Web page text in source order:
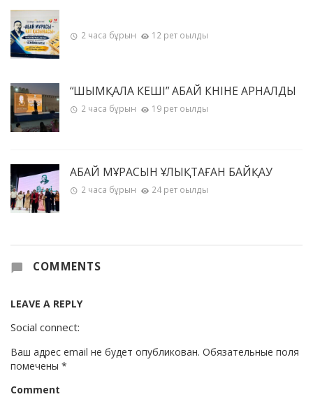
2 часа бұрын 12 рет оқылды
“ШЫМҚАЛА КЕШІ” АБАЙ КҮНІНЕ АРНАЛДЫ
2 часа бұрын 19 рет оқылды
АБАЙ МҰРАСЫН ҰЛЫҚТАҒАН БАЙҚАУ
2 часа бұрын 24 рет оқылды
COMMENTS
LEAVE A REPLY
Social connect:
Ваш адрес email не будет опубликован. Обязательные поля
помечены *
Comment